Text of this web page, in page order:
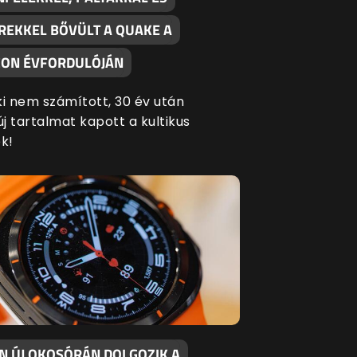
BŐVÜLT A QUAKE A
ÉVFORDULÓJÁN
nem számított, 30 év után
tartalmat kapott a kultikus